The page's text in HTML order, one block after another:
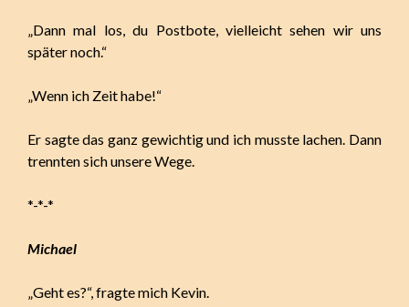
„Dann mal los, du Postbote, vielleicht sehen wir uns
später noch.“
„Wenn ich Zeit habe!“
Er sagte das ganz gewichtig und ich musste lachen. Dann
trennten sich unsere Wege.
*-*-*
Michael
„Geht es?“, fragte mich Kevin.